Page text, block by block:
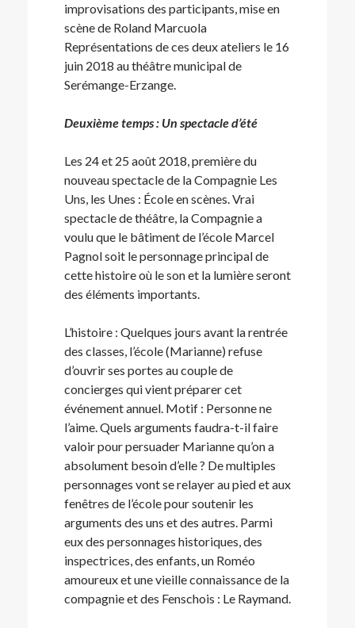
improvisations des participants, mise en
scène de Roland Marcuola
Représentations de ces deux ateliers le 16
juin 2018 au théâtre municipal de
Serémange-Erzange.
Deuxième temps : Un spectacle d’été
Les 24 et 25 août 2018, première du
nouveau spectacle de la Compagnie Les
Uns, les Unes : École en scènes. Vrai
spectacle de théâtre, la Compagnie a
voulu que le bâtiment de l’école Marcel
Pagnol soit le personnage principal de
cette histoire où le son et la lumière seront
des éléments importants.
L’histoire : Quelques jours avant la rentrée
des classes, l’école (Marianne) refuse
d’ouvrir ses portes au couple de
concierges qui vient préparer cet
événement annuel. Motif : Personne ne
l’aime. Quels arguments faudra-t-il faire
valoir pour persuader Marianne qu’on a
absolument besoin d’elle ? De multiples
personnages vont se relayer au pied et aux
fenêtres de l’école pour soutenir les
arguments des uns et des autres. Parmi
eux des personnages historiques, des
inspectrices, des enfants, un Roméo
amoureux et une vieille connaissance de la
compagnie et des Fenschois : Le Raymand.